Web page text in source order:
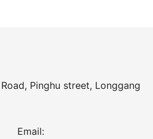
Pinghu street, Longgang
Email: